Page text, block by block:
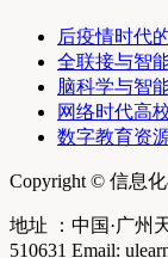
后疫情时代
全联接与智
脑科学与智
网络时代高
数字教育资
Copyright © 信息
地址 ：中国·广州
510631 Email: